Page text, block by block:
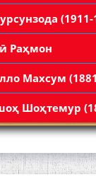
(1911-
Раҳмон
Махсум
Шоҳтемур